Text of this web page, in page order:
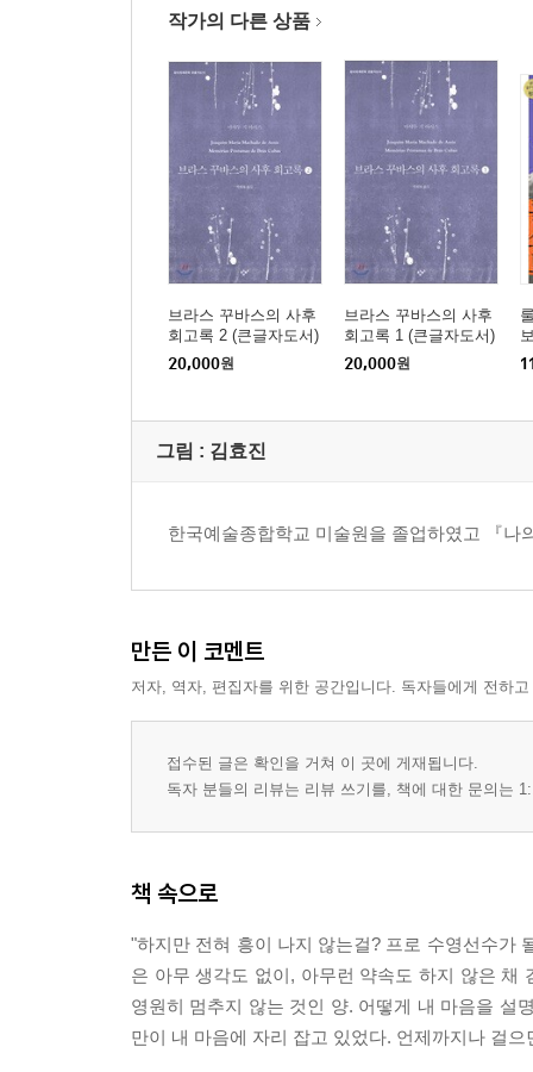
작가의 다른 상품
브라스 꾸바스의 사후
회고록 2 (큰글자도서)
20,000원
브라스 꾸바스의 사후
회고록 1 (큰글자도서)
20,000원
그림 : 김효진
한국예술종합학교 미술원을 졸업하였고 『
만든 이 코멘트
저자, 역자, 편집자를 위한 공간입니다. 독자들에게 전하
접수된 글은 확인을 거쳐 이 곳에 게재됩니다.
독자 분들의 리뷰는 리뷰 쓰기를, 책에 대한 문의는
책 속으로
"하지만 전혀 흥이 나지 않는걸? 프로 수영선수가
은 아무 생각도 없이, 아무런 약속도 하지 않은 채
영원히 멈추지 않는 것인 양. 어떻게 내 마음을 설
만이 내 마음에 자리 잡고 있었다. 언제까지나 걸